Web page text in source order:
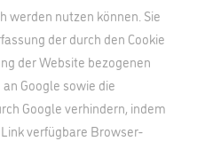
werden nutzen können. Sie
der durch den Cookie
der Website bezogenen
Google sowie die
Google verhindern, indem
verfügbare Browser-